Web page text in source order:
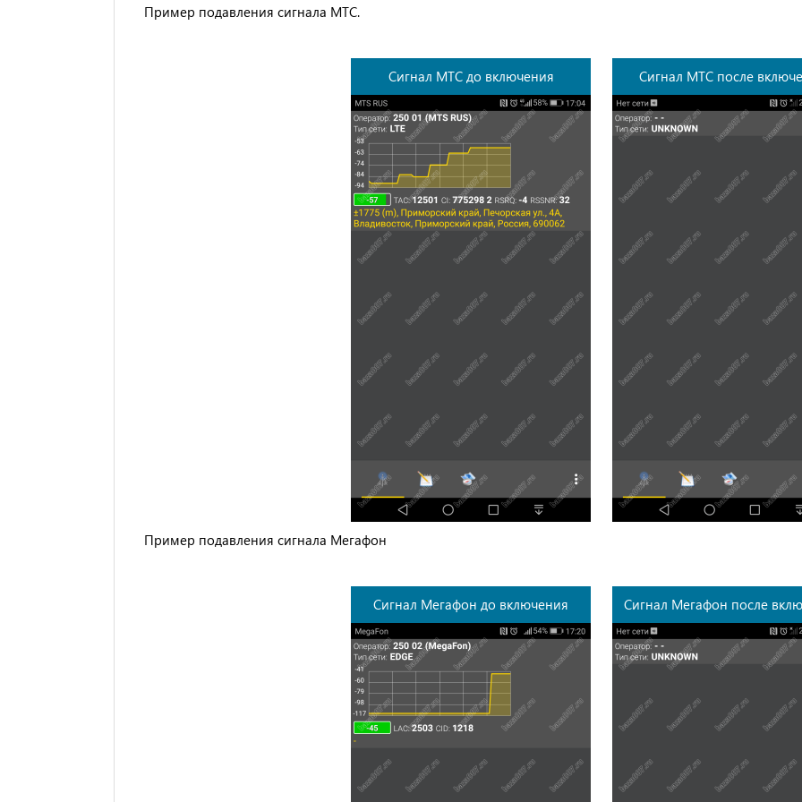
Пример подавления сигнала МТС.
Сигнал МТС до включения Сигнал МТС после
Пример подавления сигнала Мегафон
Сигнал Мегафон до включения Сигнал Мегафон после